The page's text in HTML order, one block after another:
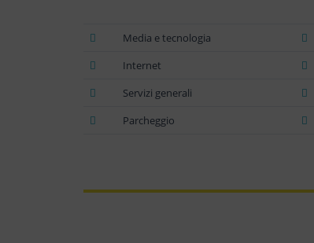
Media e tecnologia
Internet
Servizi generali
Parcheggio